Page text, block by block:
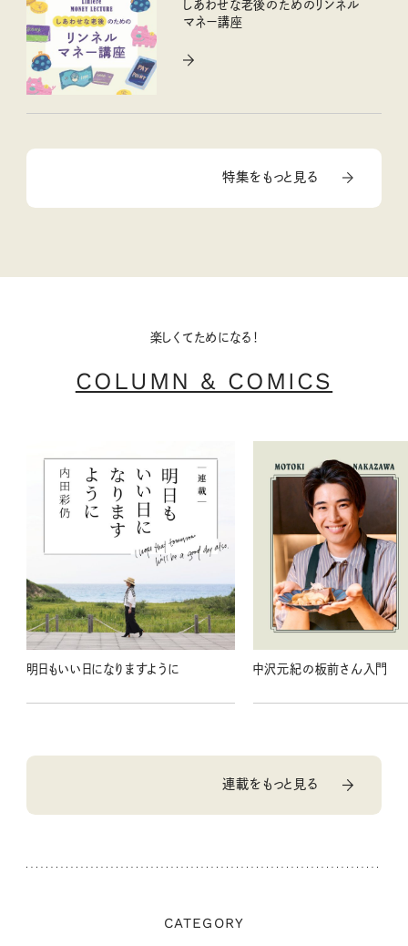
しあわせな老後のためのリンネル
マネー講座
特集をもっと見る
楽しくてためになる！
COLUMN & COMICS
明日もいい日になりますように 中沢元紀の板前さん入門
連載をもっと見る
CATEGORY